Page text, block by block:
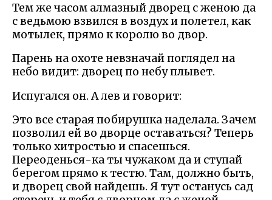
Тем же часом алмазный дворец с женою да
с ведьмою взвился в воздух и полетел, как
мотылек, прямо к королю во двор.
Парень на охоте невзначай поглядел на
небо видит: дворец по небу плывет.
Испугался он. А лев и говорит:
Это все старая побирушка наделала. Зачем
позволил ей во дворце оставаться? Теперь
только хитростью и спасешься.
Переоденься-ка ты чужаком да и ступай
берегом прямо к тестю. Там, должно быть,
и дворец свой найдешь. Я тут останусь сад